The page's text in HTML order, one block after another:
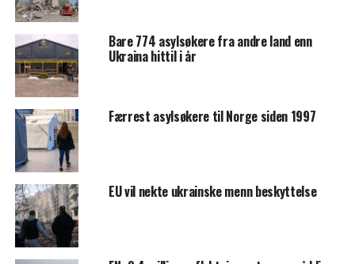
Bare 774 asylsøkere fra andre land enn
Ukraina hittil i år
Færrest asylsøkere til Norge siden 1997
EU vil nekte ukrainske menn beskyttelse